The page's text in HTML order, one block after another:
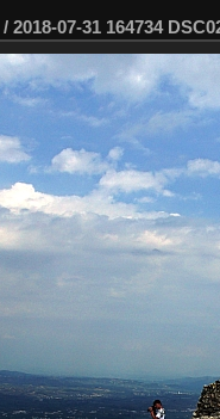
/ 2018-07-31 164734